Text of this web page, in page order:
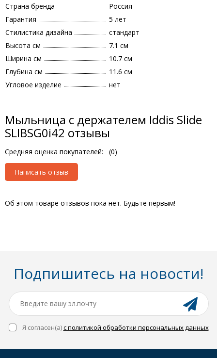
Страна бренда
Россия
Гарантия
5 лет
Стилистика дизайна
стандарт
Высота см
7.1 см
Ширина см
10.7 см
Глубина см
11.6 см
Угловое изделие
нет
Мыльница с держателем Iddis Slide
SLIBSG0i42 отзывы
Средняя оценка покупателей: (0)
Написать отзыв
Об этом товаре отзывов пока нет. Будьте первым!
Подпишитесь на новости!
Я согласен(a)с политикой обработки персональных данных